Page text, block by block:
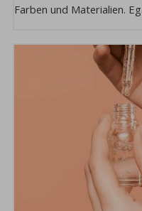
Farben und Materialien.